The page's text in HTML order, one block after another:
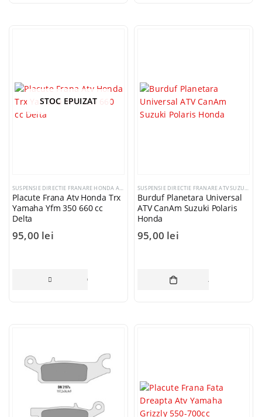
STOC EPUIZAT
SUSPENSIE DIRECTIE FRANARE HONDA ATV SUSPENSIE DIRECTIE FRANARE ATV SUZUKI,
Placute Frana Atv Honda Trx
Yamaha Yfm 350 660 cc
Delta
95,00 lei
CITEȘTE MAI MULT
SUSPENSIE DIRECTIE FRANARE ATV SUZUKI
Burduf Planetara Universal
ATV CanAm Suzuki Polaris
Honda
95,00 lei
ADAUGĂ ÎN COȘ